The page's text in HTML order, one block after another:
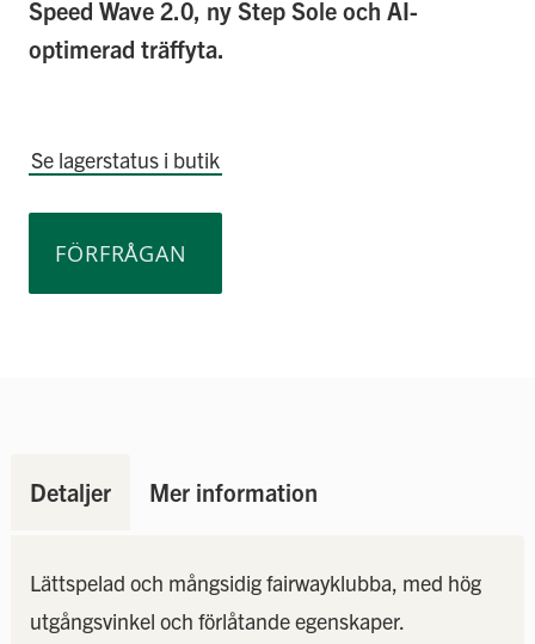
Speed Wave 2.0, ny Step Sole och AI-
optimerad träffyta.
Se lagerstatus i butik
FÖRFRÅGAN
Detaljer Mer information
Lättspelad och mångsidig fairwayklubba, med hög
utgångsvinkel och förlåtande egenskaper.